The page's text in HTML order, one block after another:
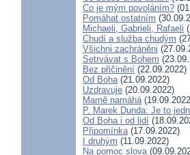
Co je mým povoláním?
Pomáhat ostatním
Michaeli, Gabrieli, Rafaeli
Chudí a služba chudým
Všichni zachráněni
Setrvávat s Bohem
Bez přičinění (22.09.2022)
Od Boha(21.09.2022)
Uzdravuje (20.09.2022)
Marně namáhá
P. Marek Dunda: Je to
Od Boha i od lidí
Připomínka(17.09.2022)
I druhým (11.09.2022)
Na pomoc slova